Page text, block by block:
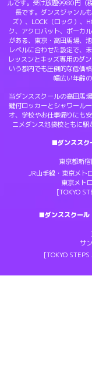
ルです。受け放題9980円（
長です。ダンスジャンル
ズ）、LOCK（ロック）、
ク、アクロバット、ボーカ
がある、東京・高田馬場、
レベルに合わせた設定で、
レッスンとキッズ専用のダ
いう都内でも圧倒的な低価
幅広い年齢
当ダンススクールの高田馬
鍵付ロッカーとシャワール
オ、学校やお仕事帰りにも
ニメダンス池袋校ともに駅
■ダンスス
東京都新
JR山手線・東京メト
東京メト
[TOKYO
■ダンススクー
サ
[TOKYO